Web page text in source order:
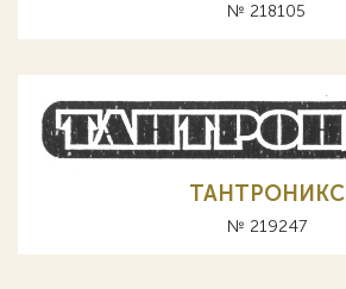
№ 218105
ТАНТРОНИКС
№ 219247